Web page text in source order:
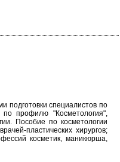
подготовки специалистов по
профилю "Косметология",
Пособие по косметологии
пластических хирургов;
косметик, маникюрша,